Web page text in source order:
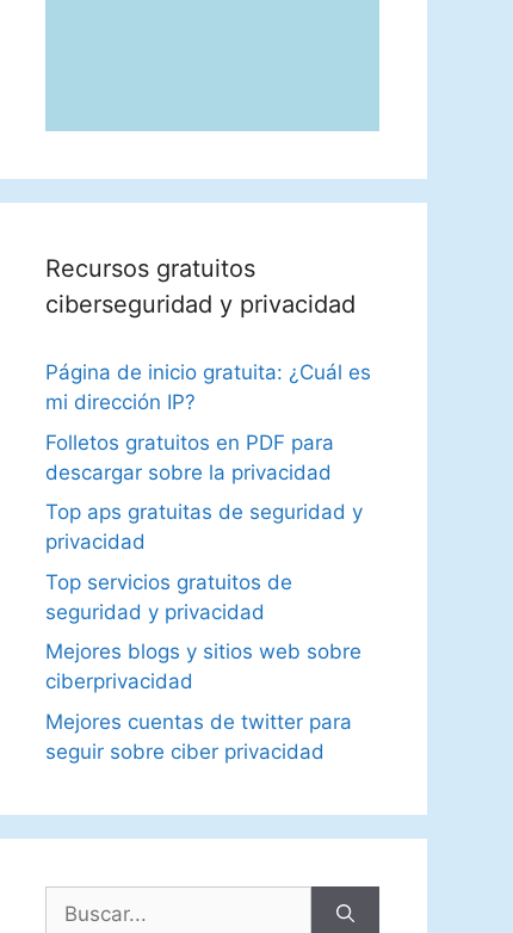
Recursos gratuitos
ciberseguridad y privacidad
Página de inicio gratuita: ¿Cuál es
mi dirección IP?
Folletos gratuitos en PDF para
descargar sobre la privacidad
Top aps gratuitas de seguridad y
privacidad
Top servicios gratuitos de
seguridad y privacidad
Mejores blogs y sitios web sobre
ciberprivacidad
Mejores cuentas de twitter para
seguir sobre ciber privacidad